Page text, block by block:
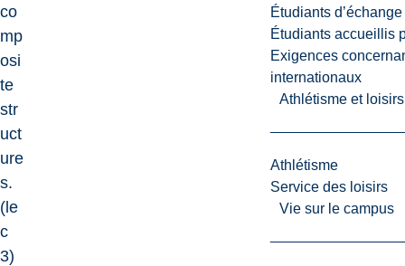
Étudiants
Étudiants accueillis
Exigences
internationaux
Athlétisme et
Athlétisme
Service des loisirs
Vie sur le campus
co
mp
osi
te
str
uct
ure
s.
(le
c
3)